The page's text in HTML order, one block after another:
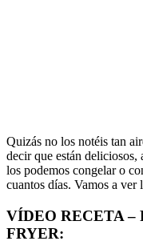
Quizás no los notéis tan
decir que están deliciosos,
los podemos congelar o
cuantos días. Vamos a ver
VÍDEO RECETA –
FRYER: